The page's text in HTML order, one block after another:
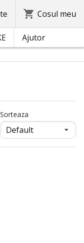
Cosul meu
Ajutor
на страница
Sorteaza